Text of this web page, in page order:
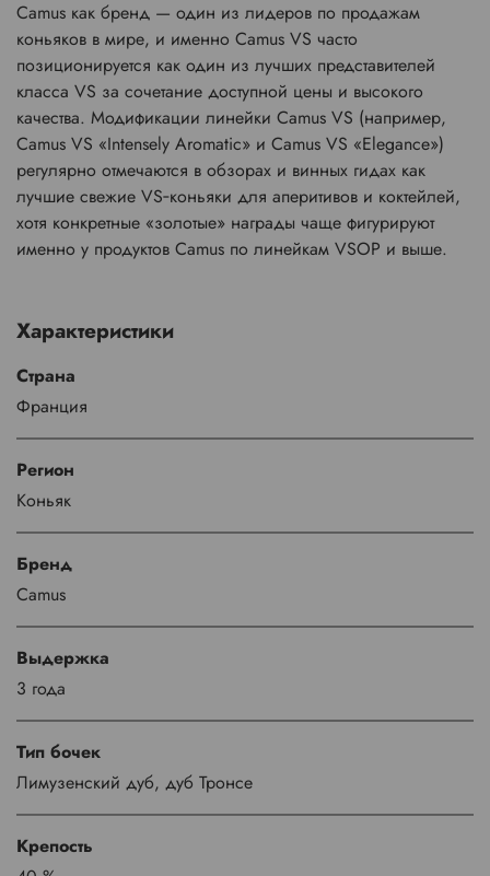
Camus как бренд — один из лидеров по продажам
коньяков в мире, и именно Camus VS часто
позиционируется как один из лучших представителей
класса VS за сочетание доступной цены и высокого
качества. Модификации линейки Camus VS (например,
Camus VS «Intensely Aromatic» и Camus VS «Elegance»)
регулярно отмечаются в обзорах и винных гидах как
лучшие свежие VS‑коньяки для аперитивов и коктейлей,
хотя конкретные «золотые» награды чаще фигурируют
именно у продуктов Camus по линейкам VSOP и выше.
Характеристики
Страна
Франция
Регион
Коньяк
Бренд
Camus
Выдержка
3 года
Тип бочек
Лимузенский дуб, дуб Тронсе
Крепость